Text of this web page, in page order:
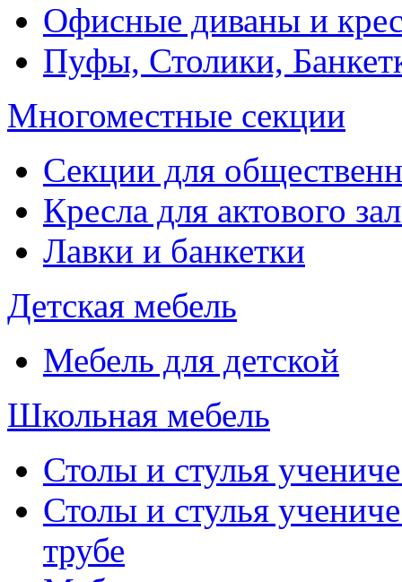
Офисные диваны и
Пуфы, Столики,
Многоместные секции
Секции для
Кресла для актового
Лавки и банкетки
Детская мебель
Мебель для детской
Школьная мебель
Столы и стулья
Столы и стулья
трубе